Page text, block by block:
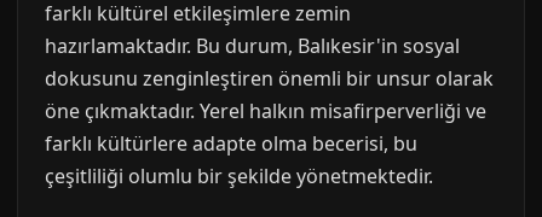
farklı kültürel etkileşimlere zemin
hazırlamaktadır. Bu durum, Balıkesir'in sosyal
dokusunu zenginleştiren önemli bir unsur olarak
öne çıkmaktadır. Yerel halkın misafirperverliği ve
farklı kültürlere adapte olma becerisi, bu
çeşitliliği olumlu bir şekilde yönetmektedir.